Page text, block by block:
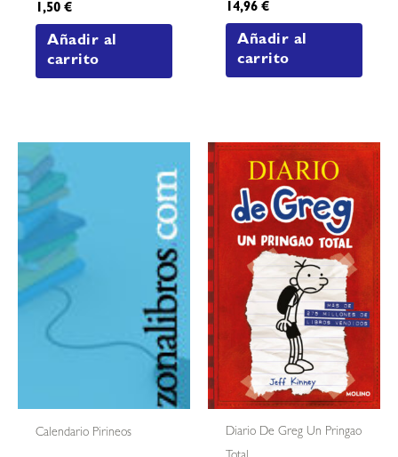
1,50€
Añadir al
carrito
14,96€
Añadir al
carrito
Calendario Pirineos
Diario De Greg Un Pringao